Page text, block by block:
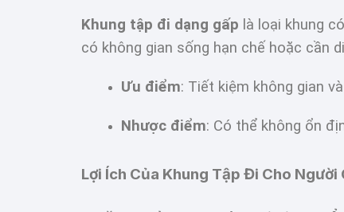
Khung tập đi dạng gấp là loại khung
có không gian sống hạn chế hoặc cần
Ưu điểm: Tiết kiệm không gian
Nhược điểm: Có thể không ổn
Lợi Ích Của Khung Tập Đi Cho Người